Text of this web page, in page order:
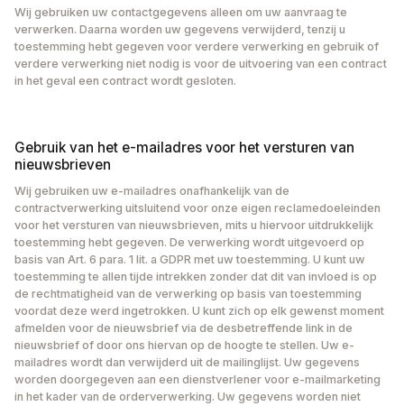
Wij gebruiken uw contactgegevens alleen om uw aanvraag te
verwerken. Daarna worden uw gegevens verwijderd, tenzij u
toestemming hebt gegeven voor verdere verwerking en gebruik of
verdere verwerking niet nodig is voor de uitvoering van een contract
in het geval een contract wordt gesloten.
Gebruik van het e-mailadres voor het versturen van
nieuwsbrieven
Wij gebruiken uw e-mailadres onafhankelijk van de
contractverwerking uitsluitend voor onze eigen reclamedoeleinden
voor het versturen van nieuwsbrieven, mits u hiervoor uitdrukkelijk
toestemming hebt gegeven. De verwerking wordt uitgevoerd op
basis van Art. 6 para. 1 lit. a GDPR met uw toestemming. U kunt uw
toestemming te allen tijde intrekken zonder dat dit van invloed is op
de rechtmatigheid van de verwerking op basis van toestemming
voordat deze werd ingetrokken. U kunt zich op elk gewenst moment
afmelden voor de nieuwsbrief via de desbetreffende link in de
nieuwsbrief of door ons hiervan op de hoogte te stellen. Uw e-
mailadres wordt dan verwijderd uit de mailinglijst. Uw gegevens
worden doorgegeven aan een dienstverlener voor e-mailmarketing
in het kader van de orderverwerking. Uw gegevens worden niet